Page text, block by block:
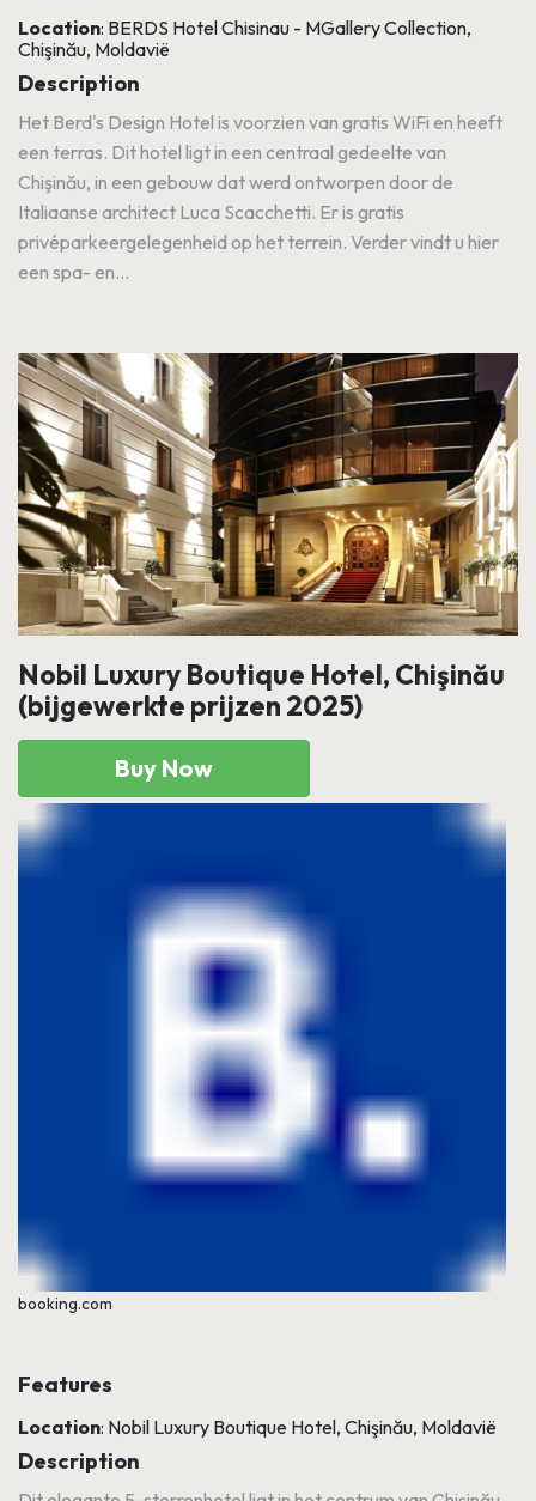
Location: BERDS Hotel Chisinau - MGallery Collection,
Chişinău, Moldavië
Description
Het Berd's Design Hotel is voorzien van gratis WiFi en heeft
een terras. Dit hotel ligt in een centraal gedeelte van
Chişinău, in een gebouw dat werd ontworpen door de
Italiaanse architect Luca Scacchetti. Er is gratis
privéparkeergelegenheid op het terrein. Verder vindt u hier
een spa- en...
Nobil Luxury Boutique Hotel, Chişinău
(bijgewerkte prijzen 2025)
Buy Now
booking.com
Features
Location: Nobil Luxury Boutique Hotel, Chişinău, Moldavië
Description